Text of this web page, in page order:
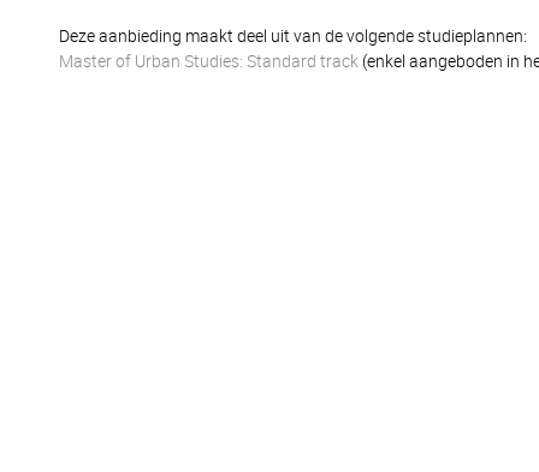
Deze aanbieding maakt deel uit van de volgende studieplannen:
Master of Urban Studies: Standard track (enkel aangeboden in